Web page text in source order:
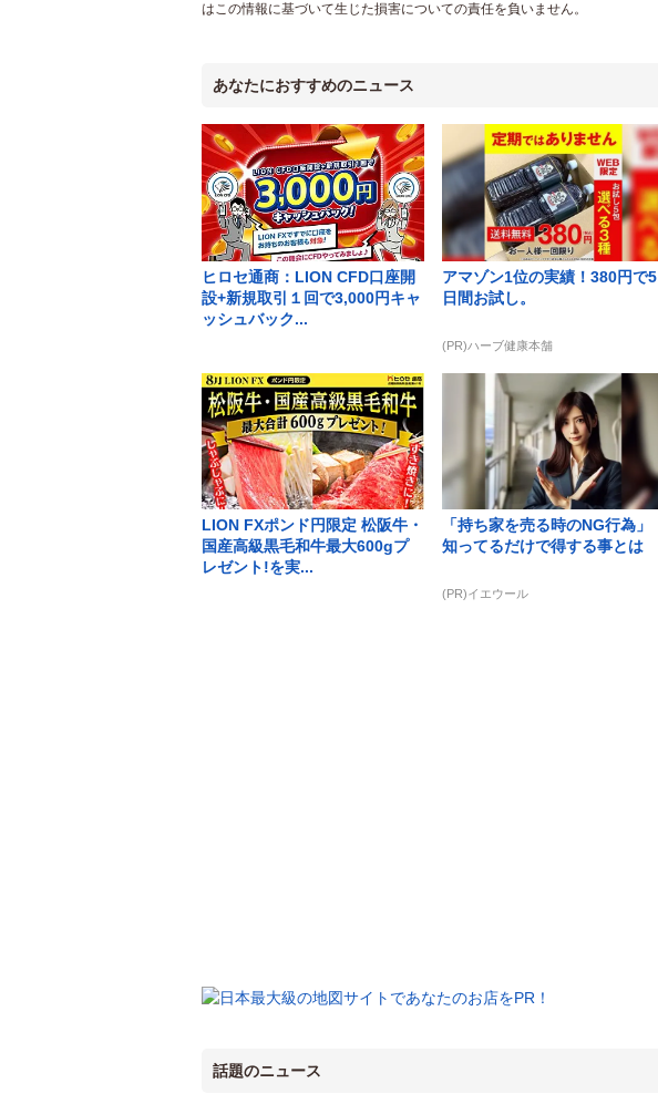
はこの情報に基づいて生じた損害についての責任を負いません。
あなたにおすすめのニュース
ヒロセ通商：LION CFD口座開
設+新規取引１回で3,000円キャ
ッシュバック...
アマゾン1位の実績！380円で5
日間お試し。
(PR)ハーブ健康本舗
LION FXポンド円限定 松阪牛・
国産高級黒毛和牛最大600gプ
レゼント!を実...
「持ち家を売る時のNG行為」
知ってるだけで得する事とは
(PR)イエウール
話題のニュース